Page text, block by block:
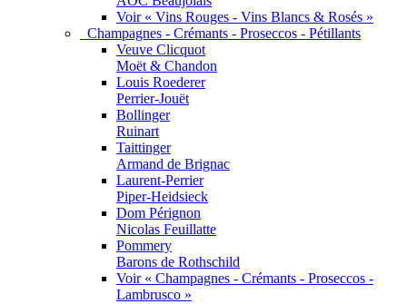
Voir « Vins Rouges - Vins Blancs & Rosés »
Champagnes - Crémants - Proseccos - Pétillants
Veuve Clicquot
Moët & Chandon
Louis Roederer
Perrier-Jouët
Bollinger
Ruinart
Taittinger
Armand de Brignac
Laurent-Perrier
Piper-Heidsieck
Dom Pérignon
Nicolas Feuillatte
Pommery
Barons de Rothschild
Voir « Champagnes - Crémants - Proseccos -
Lambrusco »